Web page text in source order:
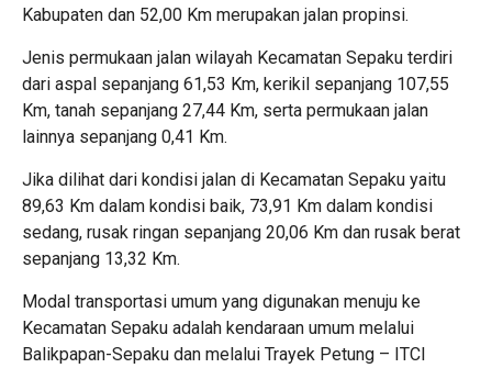
Kabupaten dan 52,00 Km merupakan jalan propinsi.
Jenis permukaan jalan wilayah Kecamatan Sepaku terdiri
dari aspal sepanjang 61,53 Km, kerikil sepanjang 107,55
Km, tanah sepanjang 27,44 Km, serta permukaan jalan
lainnya sepanjang 0,41 Km.
Jika dilihat dari kondisi jalan di Kecamatan Sepaku yaitu
89,63 Km dalam kondisi baik, 73,91 Km dalam kondisi
sedang, rusak ringan sepanjang 20,06 Km dan rusak berat
sepanjang 13,32 Km.
Modal transportasi umum yang digunakan menuju ke
Kecamatan Sepaku adalah kendaraan umum melalui
Balikpapan-Sepaku dan melalui Trayek Petung – ITCI